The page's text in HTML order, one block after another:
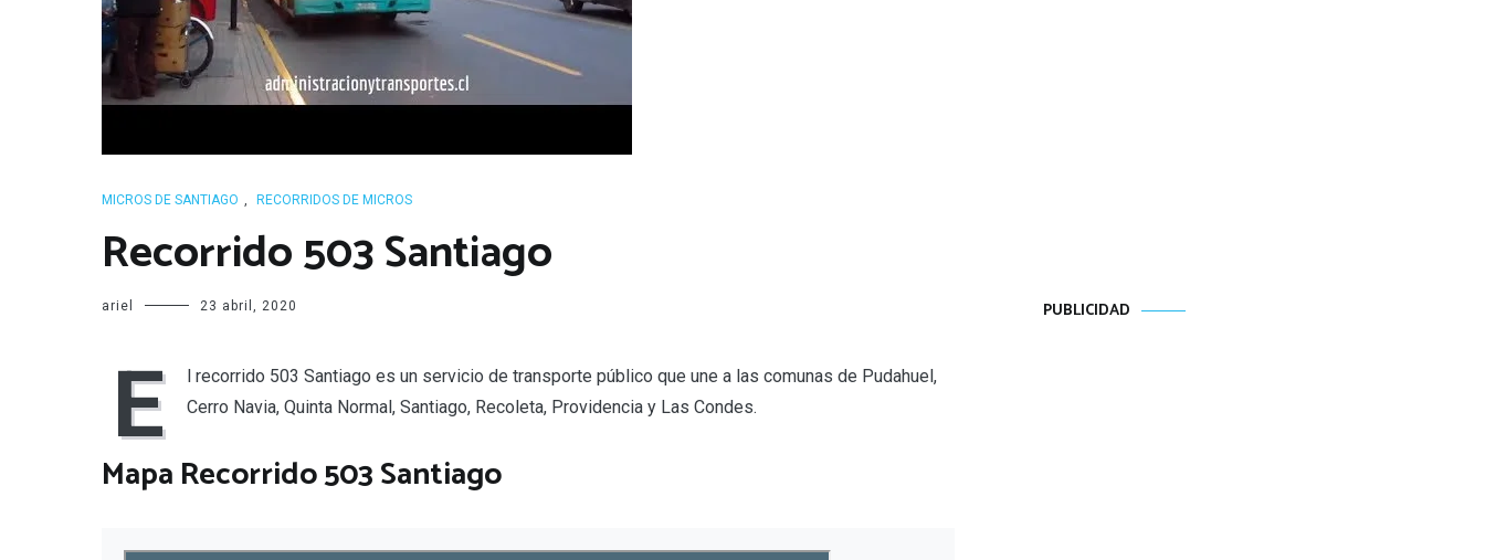
MICROS DE SANTIAGO , RECORRIDOS DE MICROS
Recorrido 503 Santiago
ariel 23 abril, 2020
E
l recorrido 503 Santiago es un servicio de transporte público que une a las comunas de Pudahuel,
Cerro Navia, Quinta Normal, Santiago, Recoleta, Providencia y Las Condes.
Mapa Recorrido 503 Santiago
PUBLICIDAD